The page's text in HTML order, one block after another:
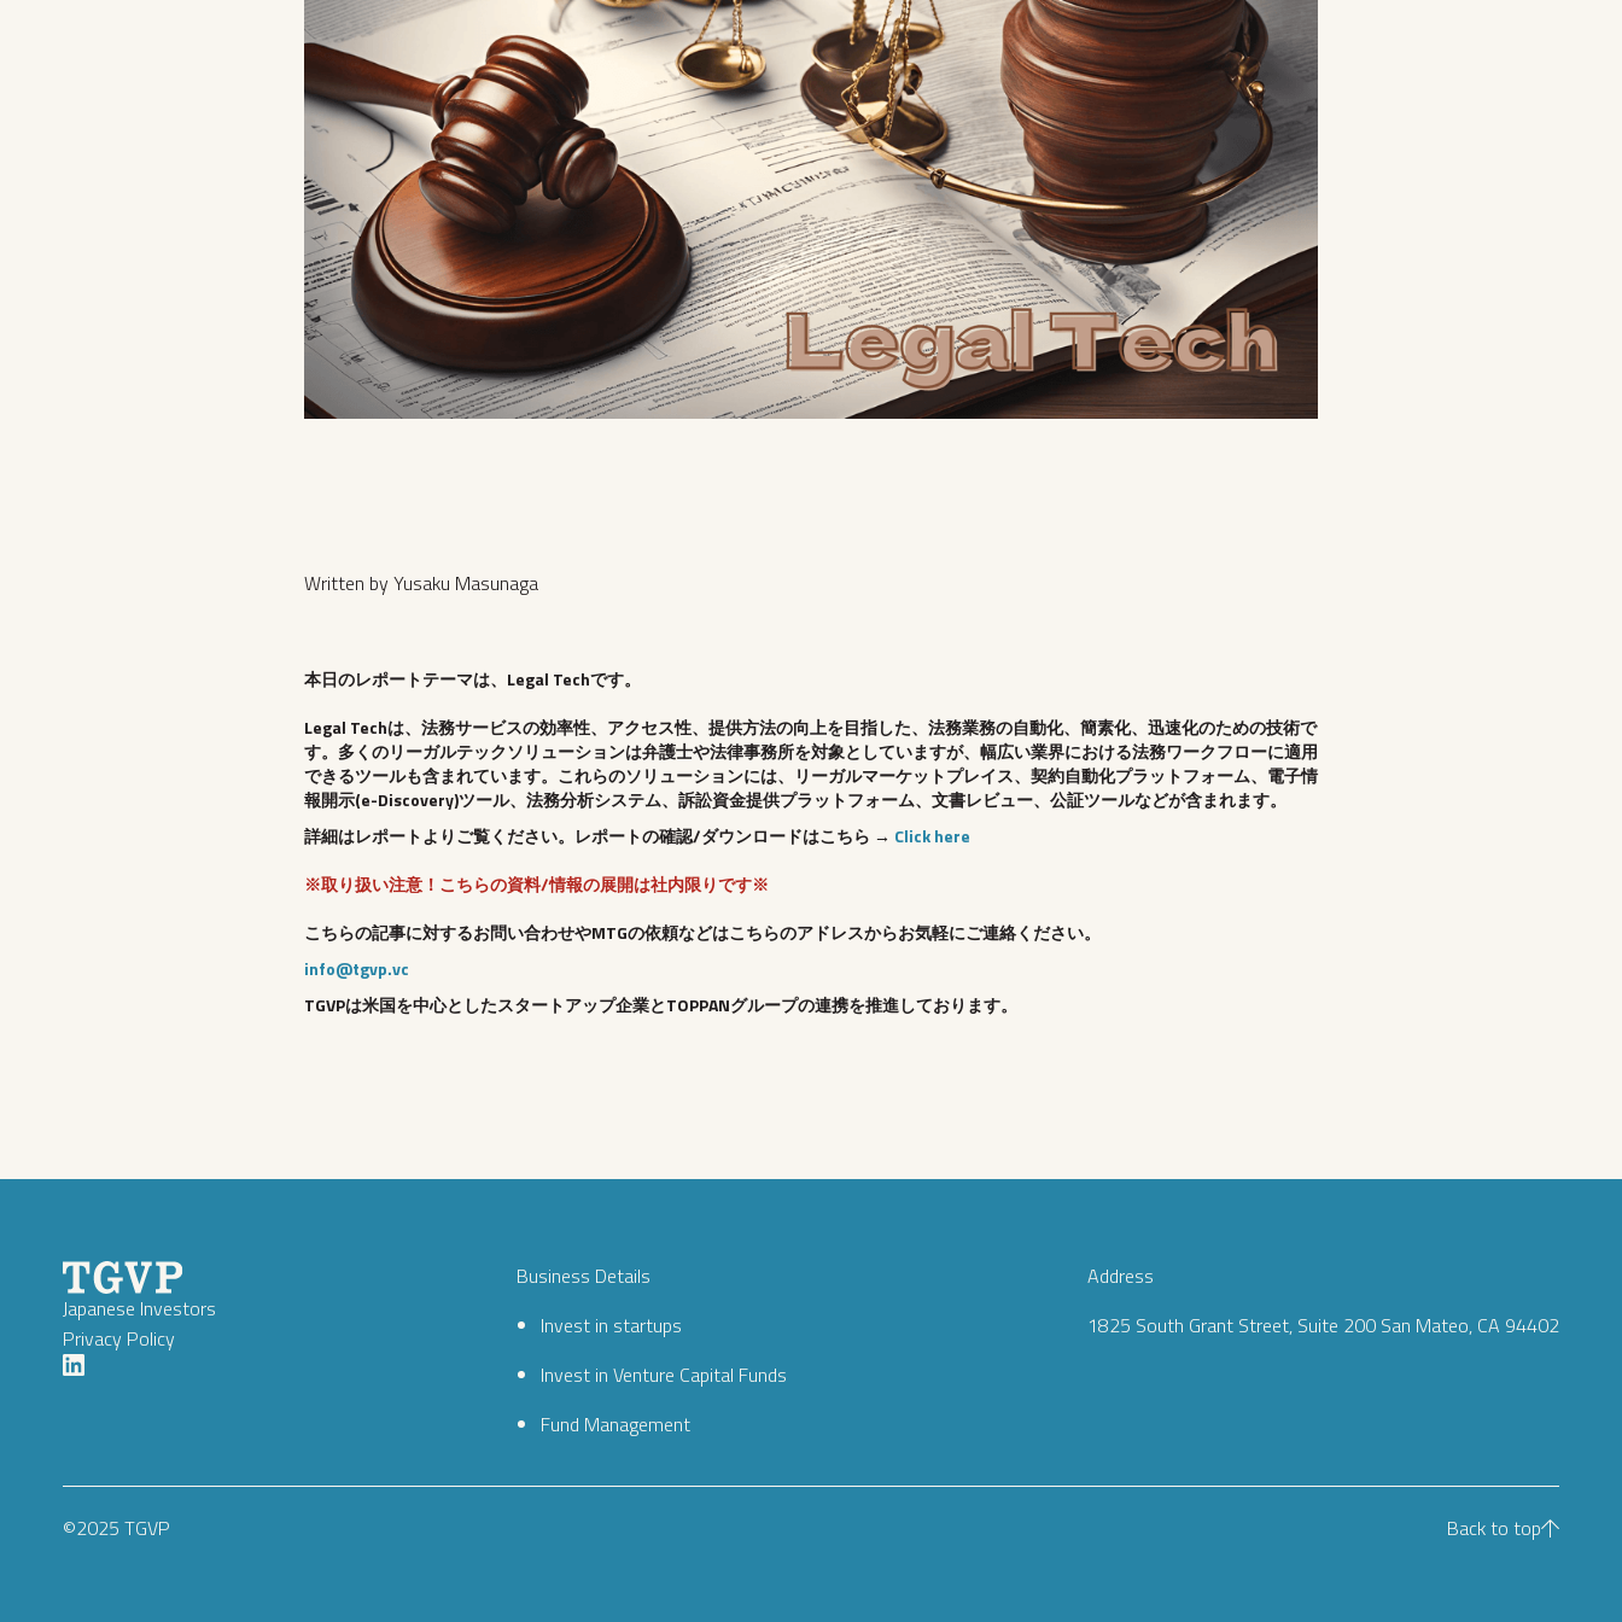
Written by Yusaku Masunaga
本日のレポートテーマは、Legal Techです。
Legal Techは、法務サービスの効率性、アクセス性、提供方法の向上を目指した、法務業務の自動化、簡素化、迅速化のための技術で
す。多くのリーガルテックソリューションは弁護士や法律事務所を対象としていますが、幅広い業界における法務ワークフローに適用
できるツールも含まれています。これらのソリューションには、リーガルマーケットプレイス、契約自動化プラットフォーム、電子情
報開示(e-Discovery)ツール、法務分析システム、訴訟資金提供プラットフォーム、文書レビュー、公証ツールなどが含まれます。
詳細はレポートよりご覧ください。レポートの確認/ダウンロードはこちら → Click here
※取り扱い注意！こちらの資料/情報の展開は社内限りです※
こちらの記事に対するお問い合わせやMTGの依頼などはこちらのアドレスからお気軽にご連絡ください。
info@tgvp.vc
TGVPは米国を中心としたスタートアップ企業とTOPPANグループの連携を推進しております。
Japanese Investors
Privacy Policy
Business Details
Invest in startups
Invest in Venture Capital Funds
Fund Management
Address
1825 South Grant Street, Suite 200 San Mateo, CA 94402
©2025 TGVP Back to top